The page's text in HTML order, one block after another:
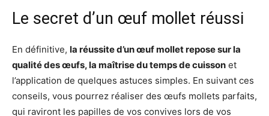
Le secret d’un œuf mollet réussi
En définitive, la réussite d’un œuf mollet repose sur la
qualité des œufs, la maîtrise du temps de cuisson et
l’application de quelques astuces simples. En suivant ces
conseils, vous pourrez réaliser des œufs mollets parfaits,
qui raviront les papilles de vos convives lors de vos